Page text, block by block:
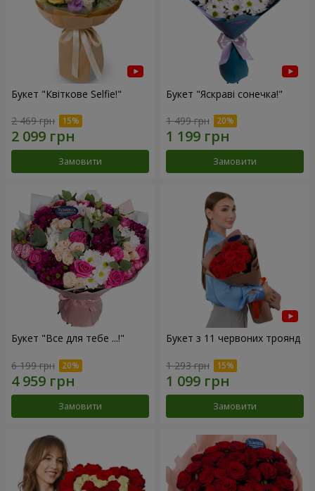
Букет "Квіткове Selfie!"
2 469 грн
Замовити
Букет "Яскраві сонечка!"
1 499 грн
Замовити
Букет "Все для тебе ...!"
6 199 грн
Замовити
Букет з 11 червоних троянд
1 293 грн
Замовити